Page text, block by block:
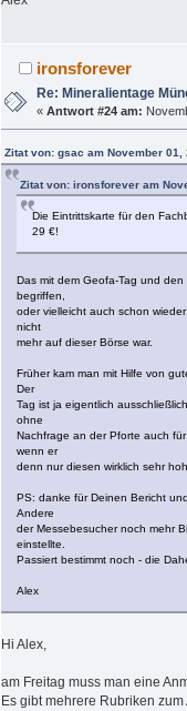
ironsforever
Re: Mineralientage
«Antwort #24 am:
Zitat von: gsac am November 01,
Zitat von: ironsforever am
Die Eintrittskarte für den
29 €!
Das mit dem Geofa-Tag und
begriffen,
oder vielleicht auch schon
nicht
mehr auf dieser Börse war.
Früher kam man mit Hilfe von
Der
Tag ist ja eigentlich
ohne
Nachfrage an der Pforte auch
wenn er
denn nur diesen wirklich sehr
PS: danke für Deinen Bericht
Andere
der Messebesucher noch mehr
einstellte.
Passiert bestimmt noch - die
Alex
Hi Alex,
am Freitag muss man eine
Es gibt mehrere Rubriken